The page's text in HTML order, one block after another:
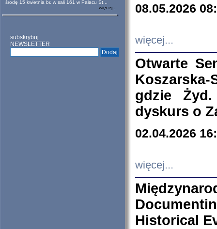
środę 15 kwietnia br. w sali 161 w Pałacu St...
więcej...
subskrybuj
NEWSLETTER
08.05.2026
więcej...
Otwarte
Koszarska-
gdzie
dyskurs o
02.04.2026
więcej...
Historical